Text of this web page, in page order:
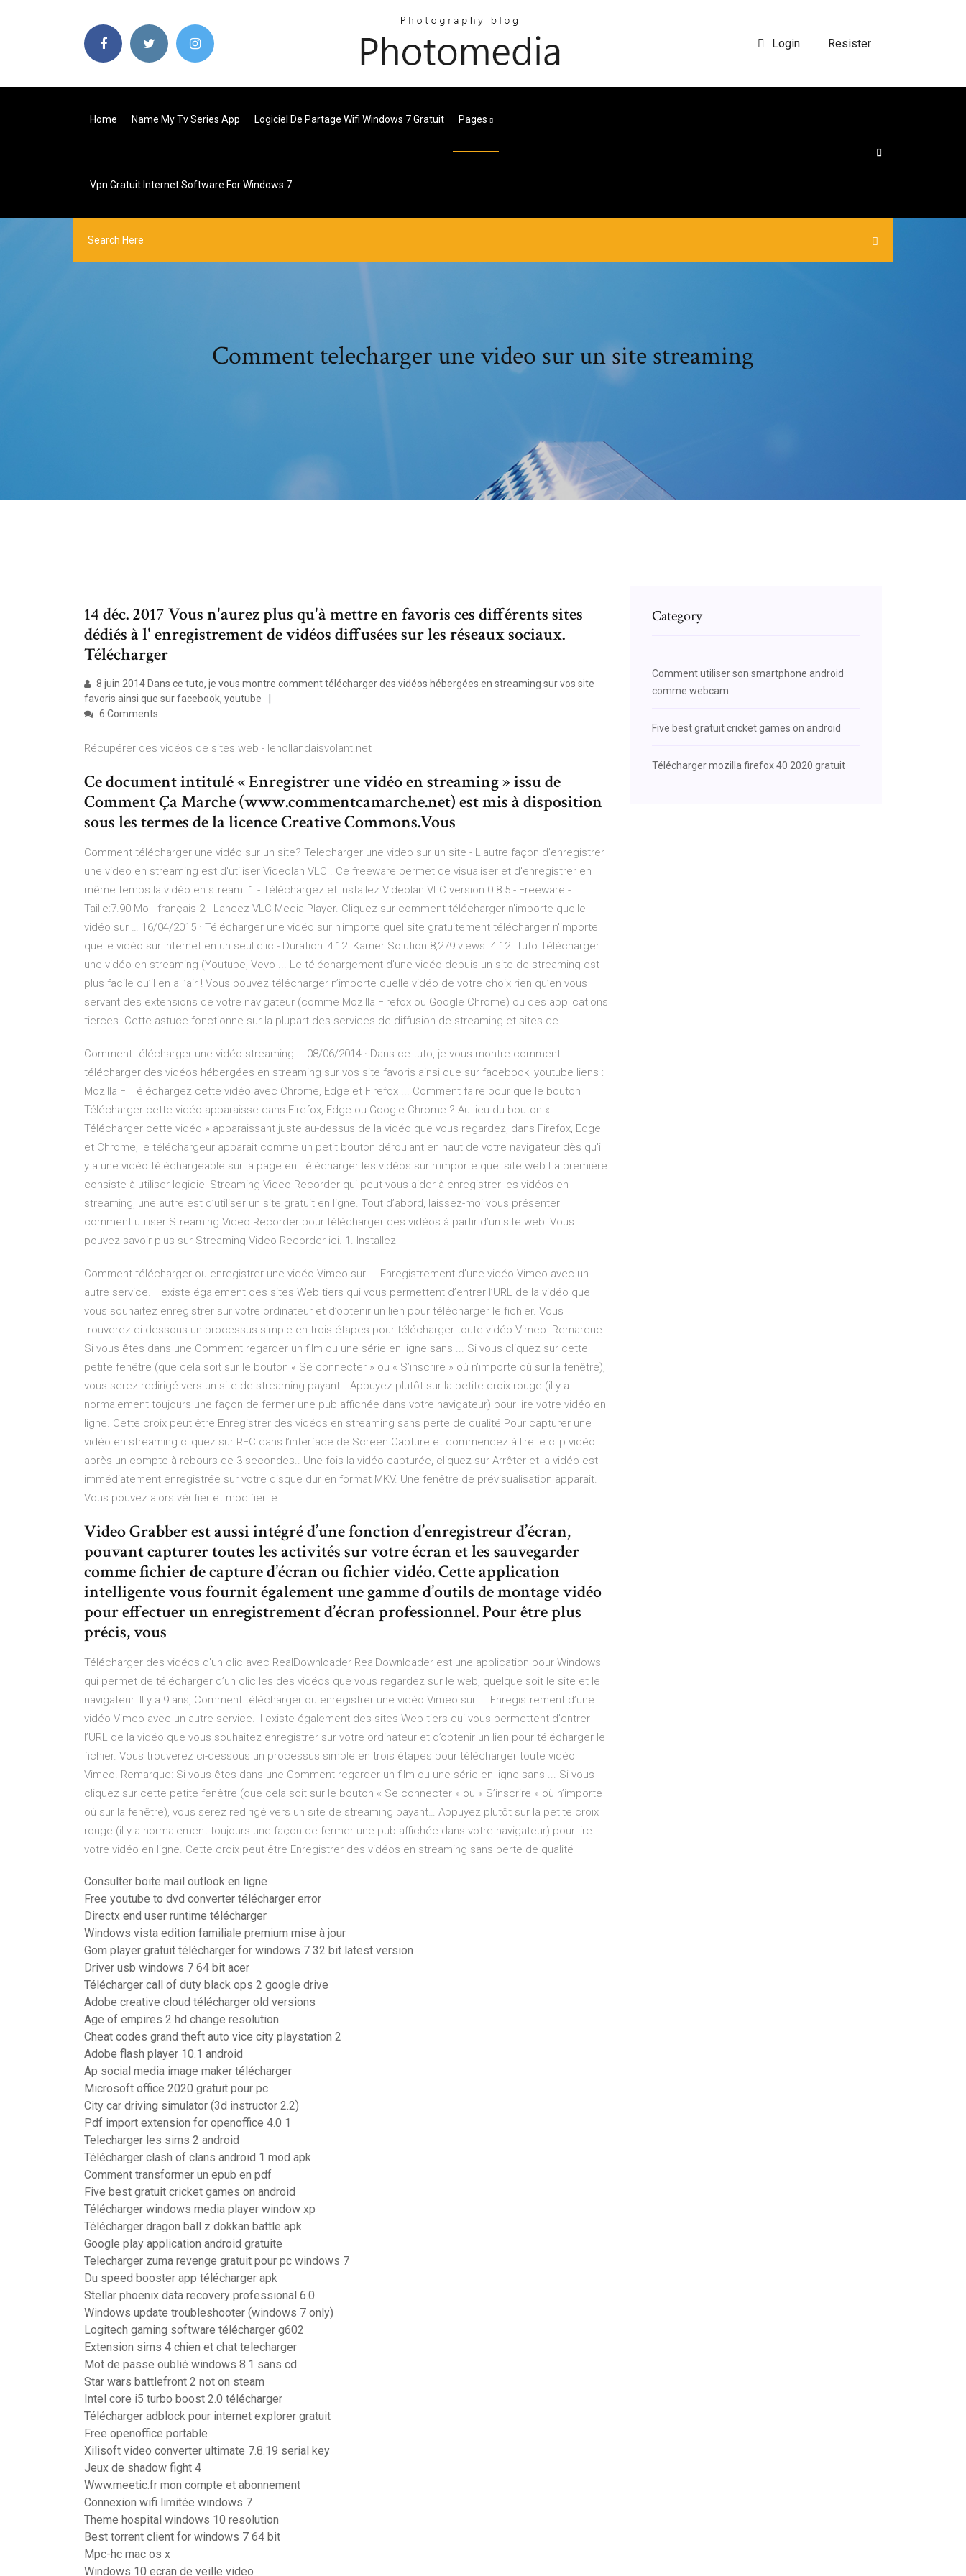
Login | Resister
Home Name My Tv Series App Logiciel De Partage Wifi Windows 7 Gratuit Pages
Vpn Gratuit Internet Software For Windows 7
Comment telecharger une video sur un site streaming
14 déc. 2017 Vous n'aurez plus qu'à mettre en favoris ces différents sites
dédiés à l' enregistrement de vidéos diffusées sur les réseaux sociaux.
Télécharger
8 juin 2014 Dans ce tuto, je vous montre comment télécharger des vidéos hébergées en streaming sur vos site
favoris ainsi que sur facebook, youtube
6 Comments
Récupérer des vidéos de sites web - lehollandaisvolant.net
Ce document intitulé « Enregistrer une vidéo en streaming » issu de
Comment Ça Marche (www.commentcamarche.net) est mis à disposition
sous les termes de la licence Creative Commons.Vous
Comment télécharger une vidéo sur un site? Telecharger une video sur un site - L'autre façon d'enregistrer
une video en streaming est d'utiliser Videolan VLC . Ce freeware permet de visualiser et d'enregistrer en
même temps la vidéo en stream. 1 - Téléchargez et installez Videolan VLC version 0.8.5 - Freeware -
Taille:7.90 Mo - français 2 - Lancez VLC Media Player. Cliquez sur comment télécharger n'importe quelle
vidéo sur … 16/04/2015 · Télécharger une vidéo sur n'importe quel site gratuitement télécharger n'importe
quelle vidéo sur internet en un seul clic - Duration: 4:12. Kamer Solution 8,279 views. 4:12. Tuto Télécharger
une vidéo en streaming (Youtube, Vevo ... Le téléchargement d’une vidéo depuis un site de streaming est
plus facile qu’il en a l’air ! Vous pouvez télécharger n’importe quelle vidéo de votre choix rien qu’en vous
servant des extensions de votre navigateur (comme Mozilla Firefox ou Google Chrome) ou des applications
tierces. Cette astuce fonctionne sur la plupart des services de diffusion de streaming et sites de
Comment télécharger une vidéo streaming … 08/06/2014 · Dans ce tuto, je vous montre comment
télécharger des vidéos hébergées en streaming sur vos site favoris ainsi que sur facebook, youtube liens :
Mozilla Fi Téléchargez cette vidéo avec Chrome, Edge et Firefox ... Comment faire pour que le bouton
Télécharger cette vidéo apparaisse dans Firefox, Edge ou Google Chrome ? Au lieu du bouton «
Télécharger cette vidéo » apparaissant juste au-dessus de la vidéo que vous regardez, dans Firefox, Edge
et Chrome, le téléchargeur apparait comme un petit bouton déroulant en haut de votre navigateur dès qu'il
y a une vidéo téléchargeable sur la page en Télécharger les vidéos sur n'importe quel site web La première
consiste à utiliser logiciel Streaming Video Recorder qui peut vous aider à enregistrer les vidéos en
streaming, une autre est d’utiliser un site gratuit en ligne. Tout d’abord, laissez-moi vous présenter
comment utiliser Streaming Video Recorder pour télécharger des vidéos à partir d’un site web: Vous
pouvez savoir plus sur Streaming Video Recorder ici. 1. Installez
Comment télécharger ou enregistrer une vidéo Vimeo sur ... Enregistrement d’une vidéo Vimeo avec un
autre service. Il existe également des sites Web tiers qui vous permettent d’entrer l’URL de la vidéo que
vous souhaitez enregistrer sur votre ordinateur et d’obtenir un lien pour télécharger le fichier. Vous
trouverez ci-dessous un processus simple en trois étapes pour télécharger toute vidéo Vimeo. Remarque:
Si vous êtes dans une Comment regarder un film ou une série en ligne sans ... Si vous cliquez sur cette
petite fenêtre (que cela soit sur le bouton « Se connecter » ou « S’inscrire » où n’importe où sur la fenêtre),
vous serez redirigé vers un site de streaming payant… Appuyez plutôt sur la petite croix rouge (il y a
normalement toujours une façon de fermer une pub affichée dans votre navigateur) pour lire votre vidéo en
ligne. Cette croix peut être Enregistrer des vidéos en streaming sans perte de qualité Pour capturer une
vidéo en streaming cliquez sur REC dans l’interface de Screen Capture et commencez à lire le clip vidéo
après un compte à rebours de 3 secondes.. Une fois la vidéo capturée, cliquez sur Arrêter et la vidéo est
immédiatement enregistrée sur votre disque dur en format MKV. Une fenêtre de prévisualisation apparaît.
Vous pouvez alors vérifier et modifier le
Video Grabber est aussi intégré d’une fonction d’enregistreur d’écran,
pouvant capturer toutes les activités sur votre écran et les sauvegarder
comme fichier de capture d’écran ou fichier vidéo. Cette application
intelligente vous fournit également une gamme d’outils de montage vidéo
pour effectuer un enregistrement d’écran professionnel. Pour être plus
précis, vous
Télécharger des vidéos d'un clic avec RealDownloader RealDownloader est une application pour Windows
qui permet de télécharger d’un clic les des vidéos que vous regardez sur le web, quelque soit le site et le
navigateur. Il y a 9 ans, Comment télécharger ou enregistrer une vidéo Vimeo sur ... Enregistrement d’une
vidéo Vimeo avec un autre service. Il existe également des sites Web tiers qui vous permettent d’entrer
l’URL de la vidéo que vous souhaitez enregistrer sur votre ordinateur et d’obtenir un lien pour télécharger le
fichier. Vous trouverez ci-dessous un processus simple en trois étapes pour télécharger toute vidéo
Vimeo. Remarque: Si vous êtes dans une Comment regarder un film ou une série en ligne sans ... Si vous
cliquez sur cette petite fenêtre (que cela soit sur le bouton « Se connecter » ou « S’inscrire » où n’importe
où sur la fenêtre), vous serez redirigé vers un site de streaming payant… Appuyez plutôt sur la petite croix
rouge (il y a normalement toujours une façon de fermer une pub affichée dans votre navigateur) pour lire
votre vidéo en ligne. Cette croix peut être Enregistrer des vidéos en streaming sans perte de qualité
Consulter boite mail outlook en ligne
Free youtube to dvd converter télécharger error
Directx end user runtime télécharger
Windows vista edition familiale premium mise à jour
Gom player gratuit télécharger for windows 7 32 bit latest version
Driver usb windows 7 64 bit acer
Télécharger call of duty black ops 2 google drive
Adobe creative cloud télécharger old versions
Age of empires 2 hd change resolution
Cheat codes grand theft auto vice city playstation 2
Adobe flash player 10.1 android
Ap social media image maker télécharger
Microsoft office 2020 gratuit pour pc
City car driving simulator (3d instructor 2.2)
Pdf import extension for openoffice 4.0 1
Telecharger les sims 2 android
Télécharger clash of clans android 1 mod apk
Comment transformer un epub en pdf
Five best gratuit cricket games on android
Télécharger windows media player window xp
Télécharger dragon ball z dokkan battle apk
Google play application android gratuite
Telecharger zuma revenge gratuit pour pc windows 7
Du speed booster app télécharger apk
Stellar phoenix data recovery professional 6.0
Windows update troubleshooter (windows 7 only)
Logitech gaming software télécharger g602
Extension sims 4 chien et chat telecharger
Mot de passe oublié windows 8.1 sans cd
Star wars battlefront 2 not on steam
Intel core i5 turbo boost 2.0 télécharger
Télécharger adblock pour internet explorer gratuit
Free openoffice portable
Xilisoft video converter ultimate 7.8.19 serial key
Jeux de shadow fight 4
Www.meetic.fr mon compte et abonnement
Connexion wifi limitée windows 7
Theme hospital windows 10 resolution
Best torrent client for windows 7 64 bit
Mpc-hc mac os x
Windows 10 ecran de veille video
Category
Comment utiliser son smartphone android
comme webcam
Five best gratuit cricket games on android
Télécharger mozilla firefox 40 2020 gratuit